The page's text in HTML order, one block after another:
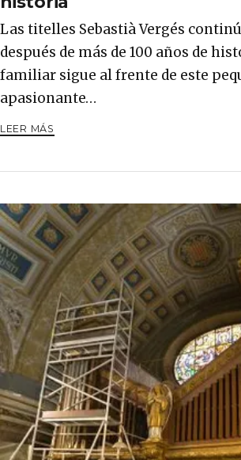
Las titelles Sebastià Vergés
después de más de 100 años de
familiar sigue al frente de este
apasionante…
LEER MÁS